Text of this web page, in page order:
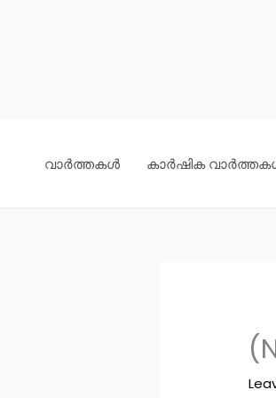
വാർത്തകൾ കാർഷിക